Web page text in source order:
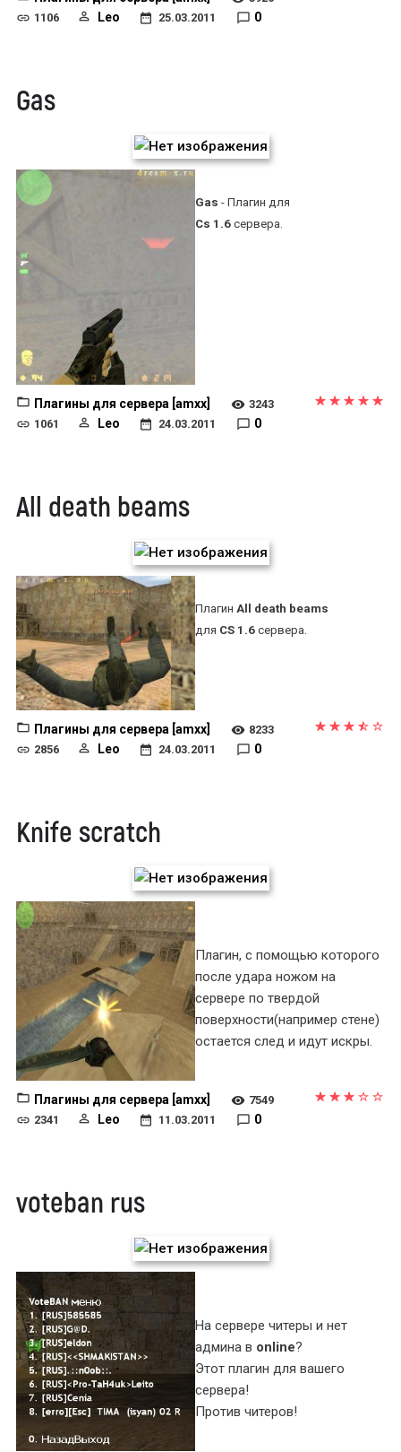
1106
Leo 25.03.2011 0
Gas
Gas - Плагин для
Cs 1.6 сервера.
Плагины для сервера [amxx]
3243
1061
Leo 24.03.2011 0
All death beams
Плагин All death beams
для CS 1.6 сервера.
Плагины для сервера [amxx]
8233
2856
Leo 24.03.2011 0
Knife scratch
Плагин, с помощью которого
после удара ножом на
сервере по твердой
поверхности(например стене)
остается след и идут искры.
Плагины для сервера [amxx]
7549
2341
Leo 11.03.2011 0
voteban rus
На сервере читеры и нет
админа в online?
Этот плагин для вашего
сервера!
Против читеров!